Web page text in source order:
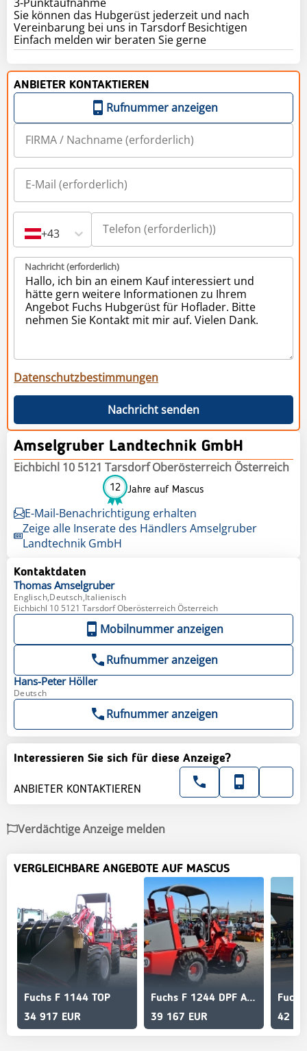
Sie können das Hubgerüst jederzeit und nach
Vereinbarung bei uns in Tarsdorf Besichtigen
Einfach melden wir beraten Sie gerne
ANBIETER KONTAKTIEREN
Rufnummer anzeigen
+43
Nachricht (erforderlich)
Datenschutzbestimmungen
Nachricht senden
Amselgruber Landtechnik GmbH
Eichbichl 10 5121 Tarsdorf Oberösterreich Österreich
12 Jahre auf Mascus
E-Mail-Benachrichtigung erhalten
Zeige alle Inserate des Händlers Amselgruber
Landtechnik GmbH
Kontaktdaten
Thomas Amselgruber
Englisch,Deutsch,Italienisch
Eichbichl 10 5121 Tarsdorf Oberösterreich Österreich
Mobilnummer anzeigen
Rufnummer anzeigen
Hans-Peter Höller
Deutsch
Rufnummer anzeigen
Interessieren Sie sich für diese Anzeige?
ANBIETER KONTAKTIEREN
Verdächtige Anzeige melden
VERGLEICHBARE ANGEBOTE AUF MASCUS
Fuchs F 1144 TOP
34 917 EUR
Fuchs F 1244 DPF Aktion
39 167 EUR
42